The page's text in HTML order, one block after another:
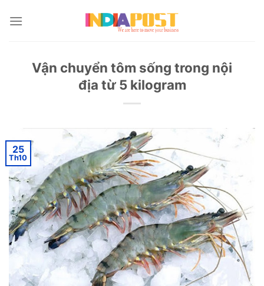
Vận chuyển tôm sống trong nội
địa từ 5 kilogram
25
Th10